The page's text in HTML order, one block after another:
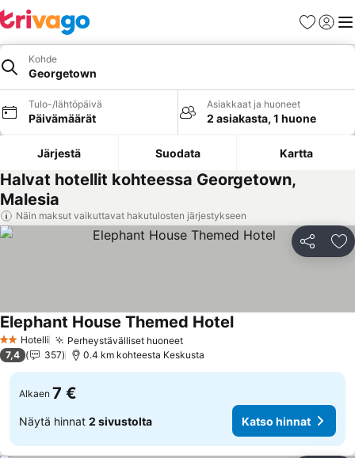
Suosikit
Kohde
Georgetown
Tulo-/lähtöpäivä
Päivämäärät
Asiakkaat ja huoneet
2 asiakasta, 1 huone
Järjestä Suodata Kartta
Halvat hotellit kohteessa Georgetown,
Malesia
Näin maksut vaikuttavat hakutulosten järjestykseen
Jaa
2 Tähtiluokitus
Hotelli Perheystävälliset huoneetKatso hinnat
Elephant House Themed HotelKatso hinnat
7,4 357 0.4 km kohteesta Keskusta
Alkaen 7 €
Näytä hinnat 2 sivustolta Katso hinnat